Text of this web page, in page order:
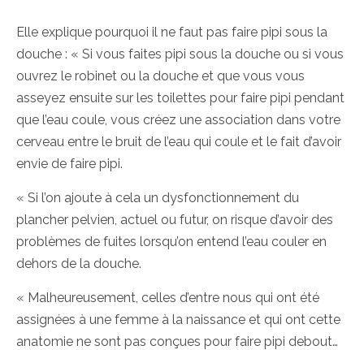
Elle explique pourquoi il ne faut pas faire pipi sous la
douche : « Si vous faites pipi sous la douche ou si vous
ouvrez le robinet ou la douche et que vous vous
asseyez ensuite sur les toilettes pour faire pipi pendant
que l’eau coule, vous créez une association dans votre
cerveau entre le bruit de l’eau qui coule et le fait d’avoir
envie de faire pipi.
« Si l’on ajoute à cela un dysfonctionnement du
plancher pelvien, actuel ou futur, on risque d’avoir des
problèmes de fuites lorsqu’on entend l’eau couler en
dehors de la douche.
« Malheureusement, celles d’entre nous qui ont été
assignées à une femme à la naissance et qui ont cette
anatomie ne sont pas conçues pour faire pipi debout…